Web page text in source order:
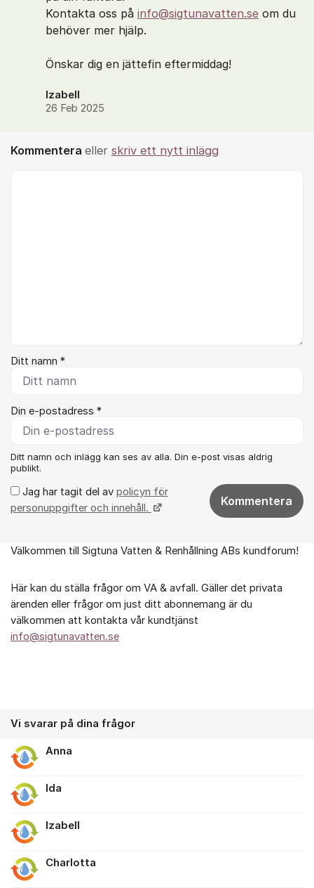
Kontakta oss på info@sigtunavatten.se om du
behöver mer hjälp.
Önskar dig en jättefin eftermiddag!
Izabell
26 Feb 2025
Kommentera eller skriv ett nytt inlägg
Ditt namn *
Din e-postadress *
Ditt namn och inlägg kan ses av alla. Din e-post visas aldrig
publikt.
Jag har tagit del av policyn för
personuppgifter och innehåll.
Kommentera
Om forumet
Välkommen till Sigtuna Vatten & Renhållning ABs kundforum!
Här kan du ställa frågor om VA & avfall. Gäller det privata
ärenden eller frågor om just ditt abonnemang är du
välkommen att kontakta vår kundtjänst
info@sigtunavatten.se
Vi svarar på dina frågor
Anna
Ida
Izabell
Charlotta